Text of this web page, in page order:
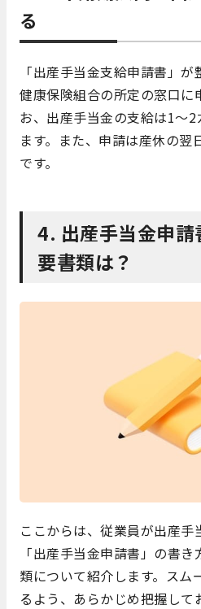
る
「出産手当金支給申請書」
健康保険組合の所定の窓口に
お、出産手当金の支給は1～
ます。また、申請は産休の
です。
4. 出産手当金申
要書類は？
ここからは、従業員が出産手
「出産手当金申請書」の書
類について紹介します。スム
るよう、あらかじめ把握して